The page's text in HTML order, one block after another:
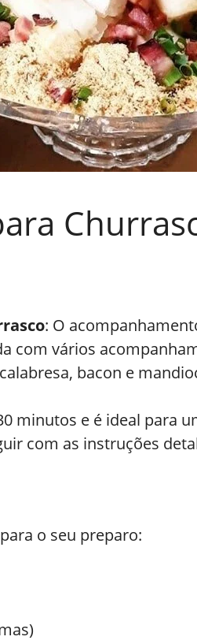
: O
com vários
bacon e
minutos e é ideal para
com as instruções
o seu preparo: